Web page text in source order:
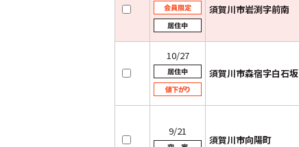
須賀川市岩渕字前南
10/27
須賀川市森宿字白石坂
9/21
須賀川市向陽町